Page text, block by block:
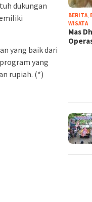
dukungan
yang baik dari
yang
rupiah. (*)
BERITA,
WISATA
Mas